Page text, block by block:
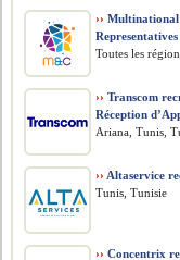
›› Multinational
Toutes les
›› Transcom
Réception
Ariana, Tunis,
›› Altaservice
Tunis, Tunisie
›› Concentrix